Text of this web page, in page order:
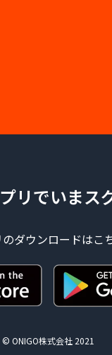
リでいまス
ダウンロードはこ
© ONIGO株式会社 2021